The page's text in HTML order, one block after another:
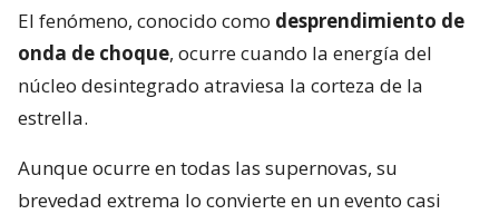
El fenómeno, conocido como desprendimiento de
onda de choque, ocurre cuando la energía del
núcleo desintegrado atraviesa la corteza de la
estrella.
Aunque ocurre en todas las supernovas, su
brevedad extrema lo convierte en un evento casi